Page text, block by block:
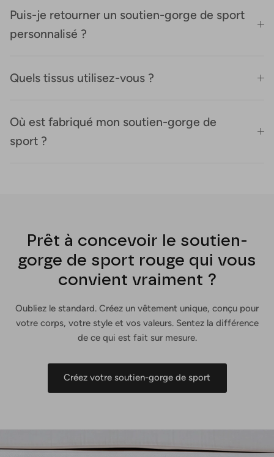
Puis-je retourner un soutien-gorge de sport
personnalisé ?
Quels tissus utilisez-vous ?
Où est fabriqué mon soutien-gorge de
sport ?
Prêt à concevoir le soutien-
gorge de sport rouge qui vous
convient vraiment ?
Oubliez le standard. Créez un vêtement unique, conçu pour
votre corps, votre style et vos valeurs. Sentez la différence
de ce qui est fait sur mesure.
Créez votre soutien-gorge de sport